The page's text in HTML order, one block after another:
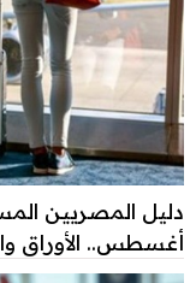
دليل المصريين
أغسطس.. الأوراق